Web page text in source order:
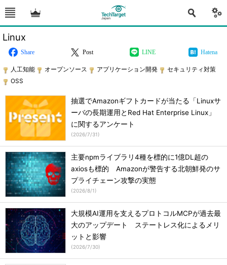
Linux
Share Post LINE Hatena
人工知能 オープンソース アプリケーション開発
セキュリティ対策
OSS
抽選でAmazonギフトカードが当たる「Linuxサ
ーバの長期運用とRed Hat Enterprise Linux」
に関するアンケート
(2026/7/31)
主要npmライブラリ4種を標的に1億DL超の
axiosも標的 Amazonが警告する北朝鮮発のサ
プライチェーン攻撃の実態
(2026/8/1)
大規模AI運用を支えるプロトコルMCPが過去最
大のアップデート ステートレス化によるメリ
ットと影響
(2026/7/30)